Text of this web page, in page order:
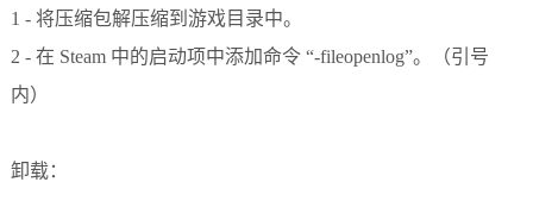
1 - 将压缩包解压缩到游戏目录中。
2 - 在 Steam 中的启动项中添加命令 “-fileopenlog”。（引号
内）
卸载：